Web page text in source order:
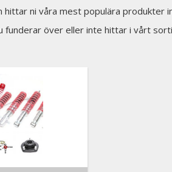
hittar ni våra mest populära produkter
funderar över eller inte hittar i vårt